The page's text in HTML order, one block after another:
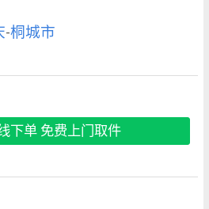
-桐城市
下单 免费上门取件